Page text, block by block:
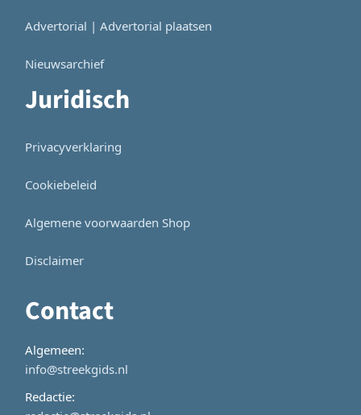
Advertorial | Advertorial plaatsen
Nieuwsarchief
Juridisch
Privacyverklaring
Cookiebeleid
Algemene voorwaarden Shop
Disclaimer
Contact
Algemeen:
info@streekgids.nl
Redactie: